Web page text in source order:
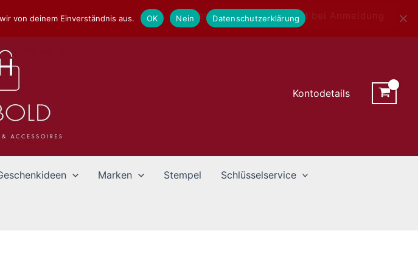
Newsletter - 10% Rabatt bei Anmeldung
Kontodetails
Marken Stempel Schlüsselservice
von deinem Einverständnis aus. OK Nein Datenschutzerklärung